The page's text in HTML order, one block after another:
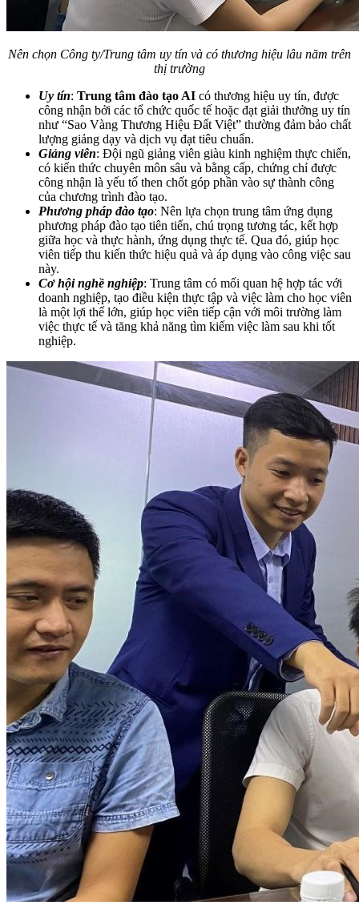
Nên chọn Công ty/Trung tâm uy tín và có thương hiệu lâu năm trên
thị trường
Uy tín: Trung tâm đào tạo AI có thương hiệu uy tín, được
công nhận bởi các tổ chức quốc tế hoặc đạt giải thưởng uy tín
như “Sao Vàng Thương Hiệu Đất Việt” thường đảm bảo chất
lượng giảng dạy và dịch vụ đạt tiêu chuẩn.
Giảng viên: Đội ngũ giảng viên giàu kinh nghiệm thực chiến,
có kiến thức chuyên môn sâu và bằng cấp, chứng chỉ được
công nhận là yếu tố then chốt góp phần vào sự thành công
của chương trình đào tạo.
Phương pháp đào tạo: Nên lựa chọn trung tâm ứng dụng
phương pháp đào tạo tiên tiến, chú trọng tương tác, kết hợp
giữa học và thực hành, ứng dụng thực tế. Qua đó, giúp học
viên tiếp thu kiến thức hiệu quả và áp dụng vào công việc sau
này.
Cơ hội nghề nghiệp: Trung tâm có mối quan hệ hợp tác với
doanh nghiệp, tạo điều kiện thực tập và việc làm cho học viên
là một lợi thế lớn, giúp học viên tiếp cận với môi trường làm
việc thực tế và tăng khả năng tìm kiếm việc làm sau khi tốt
nghiệp.